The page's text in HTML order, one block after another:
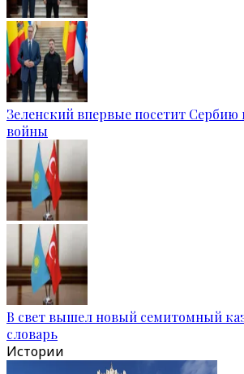
Зеленский впервые посетит Сербию
войны
В свет вышел новый семитомный
словарь
Истории